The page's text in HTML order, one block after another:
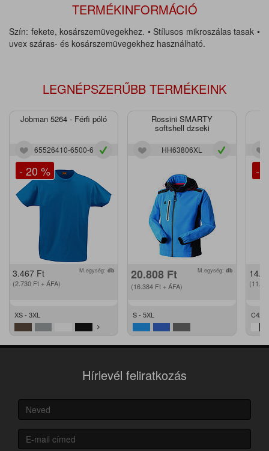
TERMÉKINFORMÁCIÓ
Szín: fekete, kosárszemüvegekhez. • Stílusos mikroszálas tasak •
uvex száras- és kosárszemüvegekhez használható.
LEGNÉPSZERŰBB TERMÉKEINK
Jobman 5264 - Férfi póló
65526410-6500-6
- 20 %
3.467 Ft
(2.730 Ft + ÁFA)
M.egység: db
XS - 3XL
Rossini SMARTY
softshell dzseki
HH63806XL
20.808 Ft
(16.384 Ft + ÁFA)
M.egység: db
S - 5XL
-
C42 -
Hírlevél feliratkozás